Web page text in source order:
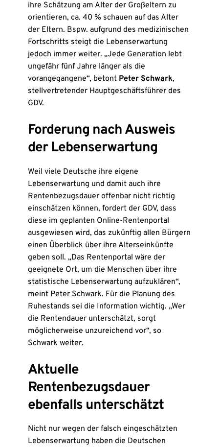
ihre Schätzung am Alter der Großeltern zu
orientieren, ca. 40 % schauen auf das Alter
der Eltern. Bspw. aufgrund des medizinischen
Fortschritts steigt die Lebenserwartung
jedoch immer weiter. „Jede Generation lebt
ungefähr fünf Jahre länger als die
vorangegangene“, betontPeter Schwark,
stellvertretender Hauptgeschäftsführer des
GDV.
Forderung nach Ausweis
der Lebenserwartung
Weil viele Deutsche ihre eigene
Lebenserwartung und damit auch ihre
Rentenbezugsdauer offenbar nicht richtig
einschätzen können, fordert der GDV, dass
diese im geplanten Online-Rentenportal
ausgewiesen wird, das zukünftig allen Bürgern
einen Überblick über ihre Alterseinkünfte
geben soll. „Das Rentenportal wäre der
geeignete Ort, um die Menschen über ihre
statistische Lebenserwartung aufzuklären“,
meint Peter Schwark. Für die Planung des
Ruhestands sei die Information wichtig. „Wer
die Rentendauer unterschätzt, sorgt
möglicherweise unzureichend vor“, so
Schwark weiter.
Aktuelle
Rentenbezugsdauer
ebenfalls unterschätzt
Nicht nur wegen der falsch eingeschätzten
Lebenserwartung haben die Deutschen